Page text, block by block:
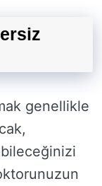
genellikle